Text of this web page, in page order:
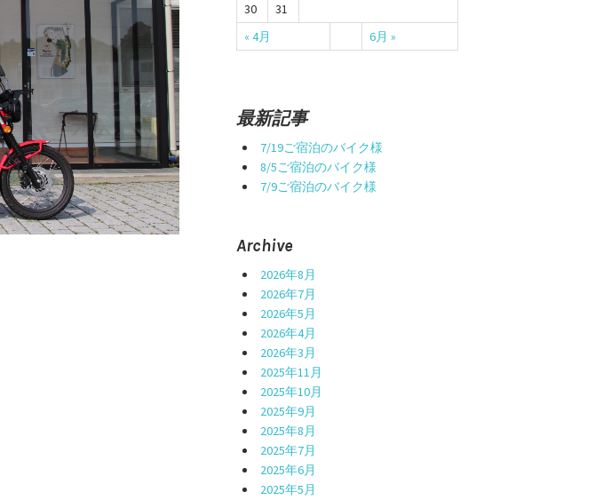
« 4月 6月 »
30
31
最新記事
7/19ご宿泊のバイク様
8/5ご宿泊のバイク様
7/9ご宿泊のバイク様
Archive
2026年8月
2026年7月
2026年5月
2026年4月
2026年3月
2025年11月
2025年10月
2025年9月
2025年8月
2025年7月
2025年6月
2025年5月